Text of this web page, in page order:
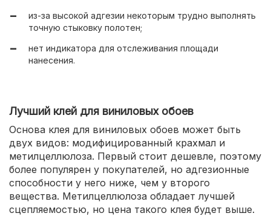
разведения.
из-за высокой адгезии некоторым трудно выполнять
точную стыковку полотен;
нет индикатора для отслеживания площади
нанесения.
Лучший клей для виниловых обоев
Основа клея для виниловых обоев может быть
двух видов: модифицированный крахмал и
метилцеллюлоза. Первый стоит дешевле, поэтому
более популярен у покупателей, но адгезионные
способности у него ниже, чем у второго
вещества. Метилцеллюлоза обладает лучшей
сцепляемостью, но цена такого клея будет выше.